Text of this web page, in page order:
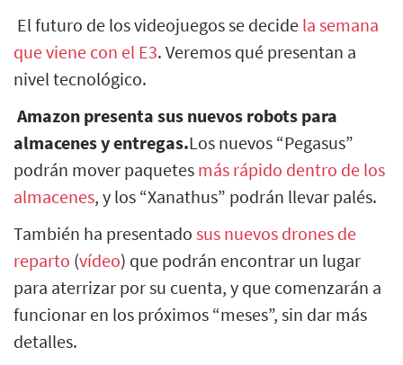
El futuro de los videojuegos se decide la semana
que viene con el E3. Veremos qué presentan a
nivel tecnológico.
Amazon presenta sus nuevos robots para
almacenes y entregas.Los nuevos “Pegasus”
podrán mover paquetes más rápido dentro de los
almacenes, y los “Xanathus” podrán llevar palés.
También ha presentado sus nuevos drones de
reparto (vídeo) que podrán encontrar un lugar
para aterrizar por su cuenta, y que comenzarán a
funcionar en los próximos “meses”, sin dar más
detalles.